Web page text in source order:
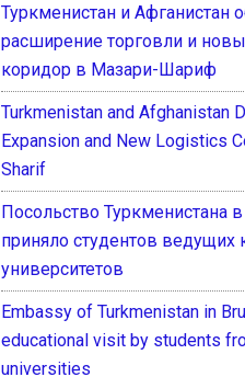
Туркменистан и Афганистан
расширение торговли и
коридор в Мазари-Шариф
Turkmenistan and Afghanistan
Expansion and New Logistics
Sharif
Посольство Туркменистана
приняло студентов ведущих
университетов
Embassy of Turkmenistan in
educational visit by students
universities